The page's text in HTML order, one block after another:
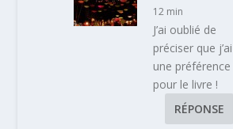
12 min
J’ai oublié de
préciser que j’ai
une préférence
pour le livre !
RÉPONSE